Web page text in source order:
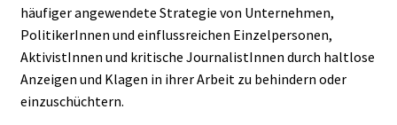
häufiger angewendete Strategie von Unternehmen,
PolitikerInnen und einflussreichen Einzelpersonen,
AktivistInnen und kritische JournalistInnen durch haltlose
Anzeigen und Klagen in ihrer Arbeit zu behindern oder
einzuschüchtern.